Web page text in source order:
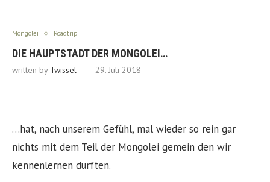
Mongolei Roadtrip
DIE HAUPTSTADT DER MONGOLEI…
written by Twissel 29. Juli 2018
…hat, nach unserem Gefühl, mal wieder so rein gar
nichts mit dem Teil der Mongolei gemein den wir
kennenlernen durften.